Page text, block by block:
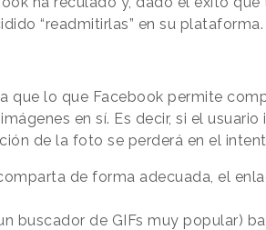
“readmitirlas” en su plataforma.
que lo que Facebook permite
imágenes en sí. Es decir, si el
de la foto se perderá en el
de forma adecuada, el
buscador de GIFs muy popular)